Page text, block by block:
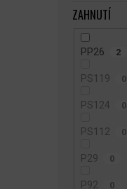
ZAHNUTÍ
PP26 2
PS119 0
PS124 0
PS112 0
P29 0
P92 0